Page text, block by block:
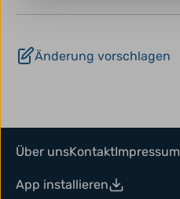
Änderung vorschlagen
Über unsKontaktImpressum
App installieren